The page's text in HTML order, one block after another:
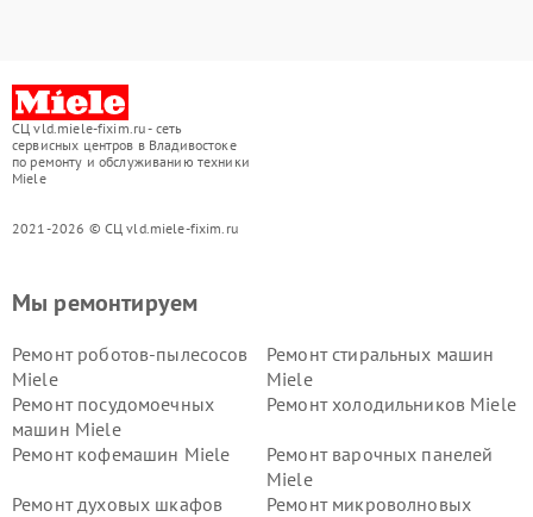
СЦ vld.miele-fixim.ru - сеть
сервисных центров в Владивостоке
по ремонту и обслуживанию техники
Miele
2021-2026 © СЦ vld.miele-fixim.ru
Мы ремонтируем
Ремонт роботов-пылесосов
Miele
Ремонт стиральных машин
Miele
Ремонт посудомоечных
машин Miele
Ремонт холодильников Miele
Ремонт кофемашин Miele
Ремонт варочных панелей
Miele
Ремонт духовых шкафов
Ремонт микроволновых